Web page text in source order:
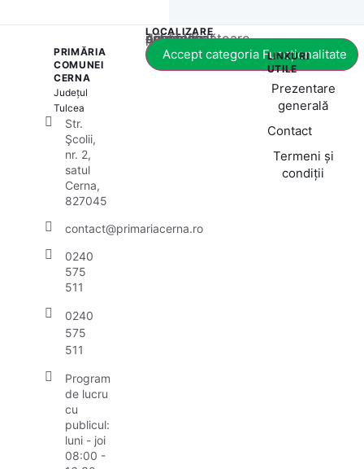
PRIMĂRIA
COMUNEI
CERNA
Județul
Tulcea
Str.
Şcolii,
nr. 2,
satul
Cerna,
827045
contact@primariacerna.ro
0240
575
511
0240
575
511
Program
de lucru
cu
publicul:
luni - joi
08:00 -
LOCALIZARE
Acest conținut este blocat până când acceptați categoria corespunzătoare de cookie-uri.
Accept categoria Funcționalitate
LINKURI
UTILE
Prezentare
generală
Contact
Termeni și
condiții